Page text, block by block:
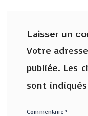
Laisser un
Votre
publiée. Les
sont indiqués
Commentaire*